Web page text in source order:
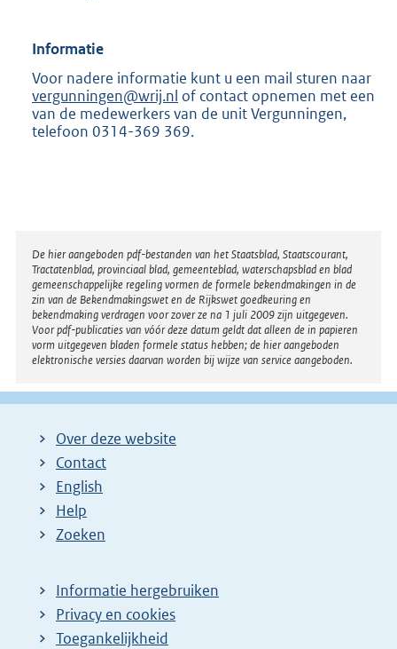
Informatie
Voor nadere informatie kunt u een mail sturen naar
vergunningen@wrij.nl of contact opnemen met een
van de medewerkers van de unit Vergunningen,
telefoon 0314-369 369.
Disclaimer
De hier aangeboden pdf-bestanden van het Staatsblad, Staatscourant,
Tractatenblad, provinciaal blad, gemeenteblad, waterschapsblad en blad
gemeenschappelijke regeling vormen de formele bekendmakingen in de
zin van de Bekendmakingswet en de Rijkswet goedkeuring en
bekendmaking verdragen voor zover ze na 1 juli 2009 zijn uitgegeven.
Voor pdf-publicaties van vóór deze datum geldt dat alleen de in papieren
vorm uitgegeven bladen formele status hebben; de hier aangeboden
elektronische versies daarvan worden bij wijze van service aangeboden.
Over deze website
Contact
English
Help
Zoeken
Informatie hergebruiken
Privacy en cookies
Toegankelijkheid